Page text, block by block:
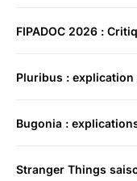
FIPADOC 2026 :
Pluribus : explication
Bugonia :
Stranger Things